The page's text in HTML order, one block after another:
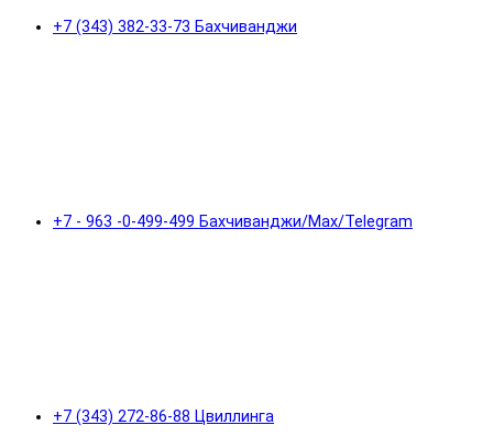
+7 (343) 382-33-73 Бахчиванджи
+7 - 963 -0-499-499 Бахчиванджи/Max/Telegram
+7 (343) 272-86-88 Цвиллинга